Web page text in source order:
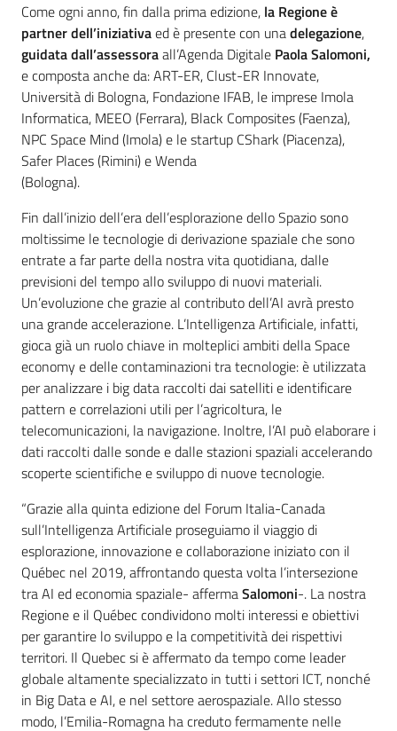
Come ogni anno, fin dalla prima edizione, la Regione è
partner dell’iniziativaed è presente con unadelegazione,
guidata dall’assessoraall’Agenda Digitale Paola Salomoni,
e composta anche da: ART-ER, Clust-ER Innovate,
Università di Bologna, Fondazione IFAB, le imprese Imola
Informatica, MEEO (Ferrara), Black Composites (Faenza),
NPC Space Mind (Imola) e le startup CShark (Piacenza),
Safer Places (Rimini) e Wenda
(Bologna).
Fin dall’inizio dell’era dell’esplorazione dello Spazio sono
moltissime le tecnologie di derivazione spaziale che sono
entrate a far parte della nostra vita quotidiana, dalle
previsioni del tempo allo sviluppo di nuovi materiali.
Un’evoluzione che grazie al contributo dell’AI avrà presto
una grande accelerazione. L’Intelligenza Artificiale, infatti,
gioca già un ruolo chiave in molteplici ambiti della Space
economy e delle contaminazioni tra tecnologie: è utilizzata
per analizzare i big data raccolti dai satelliti e identificare
pattern e correlazioni utili per l’agricoltura, le
telecomunicazioni, la navigazione. Inoltre, l’AI può elaborare i
dati raccolti dalle sonde e dalle stazioni spaziali accelerando
scoperte scientifiche e sviluppo di nuove tecnologie.
“Grazie alla quinta edizione del Forum Italia-Canada
sull’Intelligenza Artificiale proseguiamo il viaggio di
esplorazione, innovazione e collaborazione iniziato con il
Québec nel 2019, affrontando questa volta l’intersezione
tra AI ed economia spaziale- affermaSalomoni-. La nostra
Regione e il Québec condividono molti interessi e obiettivi
per garantire lo sviluppo e la competitività dei rispettivi
territori. Il Quebec si è affermato da tempo come leader
globale altamente specializzato in tutti i settori ICT, nonché
in Big Data e AI, e nel settore aerospaziale. Allo stesso
modo, l’Emilia-Romagna ha creduto fermamente nelle